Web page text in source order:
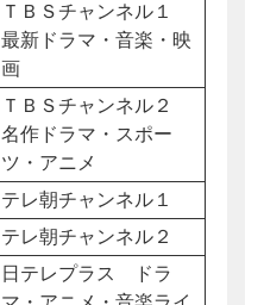
ＴＢＳチャンネル１
最新ドラマ・音楽・映
画
ＴＢＳチャンネル２
名作ドラマ・スポー
ツ・アニメ
テレ朝チャンネル１
テレ朝チャンネル２
日テレプラス ドラ